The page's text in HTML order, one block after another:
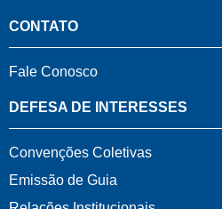
CONTATO
Fale Conosco
DEFESA DE INTERESSES
Convenções Coletivas
Emissão de Guia